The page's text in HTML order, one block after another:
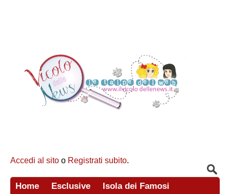
Accedi al sito o Registrati subito.
Home Esclusive
Isola dei Famosi